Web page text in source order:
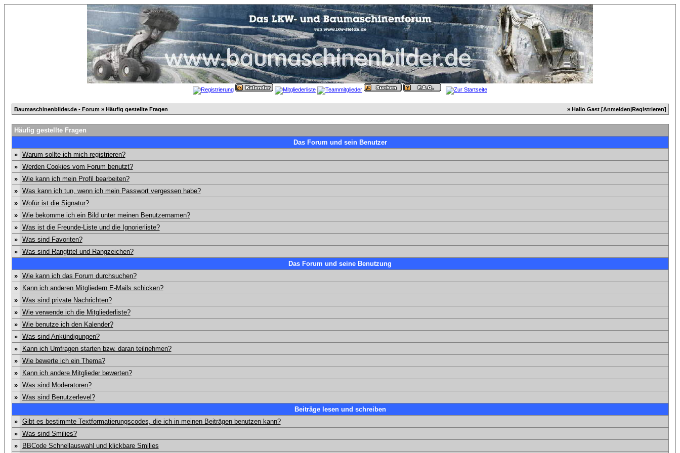
Baumaschinenbilder.de - Forum » Häufig gestellte Fragen » Hallo Gast [Anmelden|Registrieren]
Häufig gestellte Fragen
Das Forum und sein Benutzer
»
Warum sollte ich mich registrieren?
»
Werden Cookies vom Forum benutzt?
»
Wie kann ich mein Profil bearbeiten?
»
Was kann ich tun, wenn ich mein Passwort vergessen habe?
»
Wofür ist die Signatur?
»
Wie bekomme ich ein Bild unter meinen Benutzernamen?
»
Was ist die Freunde-Liste und die Ignorierliste?
»
Was sind Favoriten?
»
Was sind Rangtitel und Rangzeichen?
Das Forum und seine Benutzung
»
Wie kann ich das Forum durchsuchen?
»
Kann ich anderen Mitgliedern E-Mails schicken?
»
Was sind private Nachrichten?
»
Wie verwende ich die Mitgliederliste?
»
Wie benutze ich den Kalender?
»
Was sind Ankündigungen?
»
Kann ich Umfragen starten bzw. daran teilnehmen?
»
Wie bewerte ich ein Thema?
»
Kann ich andere Mitglieder bewerten?
»
Was sind Moderatoren?
»
Was sind Benutzerlevel?
Beiträge lesen und schreiben
»
Gibt es bestimmte Textformatierungscodes, die ich in meinen Beiträgen benutzen kann?
»
Was sind Smilies?
»
BBCode Schnellauswahl und klickbare Smilies